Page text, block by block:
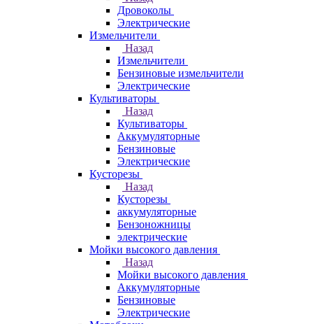
Дровоколы
Электрические
Измельчители
Назад
Измельчители
Бензиновые измельчители
Электрические
Культиваторы
Назад
Культиваторы
Аккумуляторные
Бензиновые
Электрические
Кусторезы
Назад
Кусторезы
аккумуляторные
Бензоножницы
электрические
Мойки высокого давления
Назад
Мойки высокого давления
Аккумуляторные
Бензиновые
Электрические